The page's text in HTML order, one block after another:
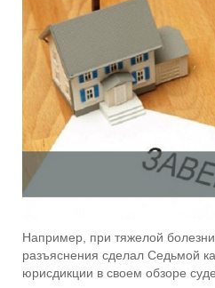
Например, при тяжелой
разъяснения сделал Седьмой
юрисдикции в своем обзоре